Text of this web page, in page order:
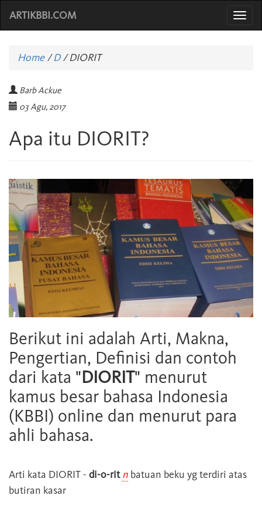
ARTIKBBI.COM
Home/D /DIORIT
Barb Ackue
03 Agu, 2017
Apa itu DIORIT?
Berikut ini adalah Arti, Makna,
Pengertian, Definisi dan contoh
dari kata "DIORIT" menurut
kamus besar bahasa Indonesia
(KBBI) online dan menurut para
ahli bahasa.
Arti kata DIORIT - di-o-rit n batuan beku yg terdiri atas
butiran kasar